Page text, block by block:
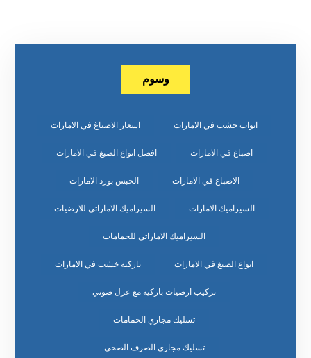
وسوم
ابواب خشب في الامارات اسعار الاصباغ في الامارات
اصباغ في الامارات افضل انواع الصبغ في الامارات
الاصباغ في الامارات الجبس بورد الامارات
السيراميك الامارات السيراميك الاماراتي للارضيات
السيراميك الاماراتي للحمامات
انواع الصبغ في الامارات باركيه خشب في الامارات
تركيب ارضيات باركية مع عزل صوتي
تسليك مجاري الحمامات
تسليك مجاري الصرف الصحي